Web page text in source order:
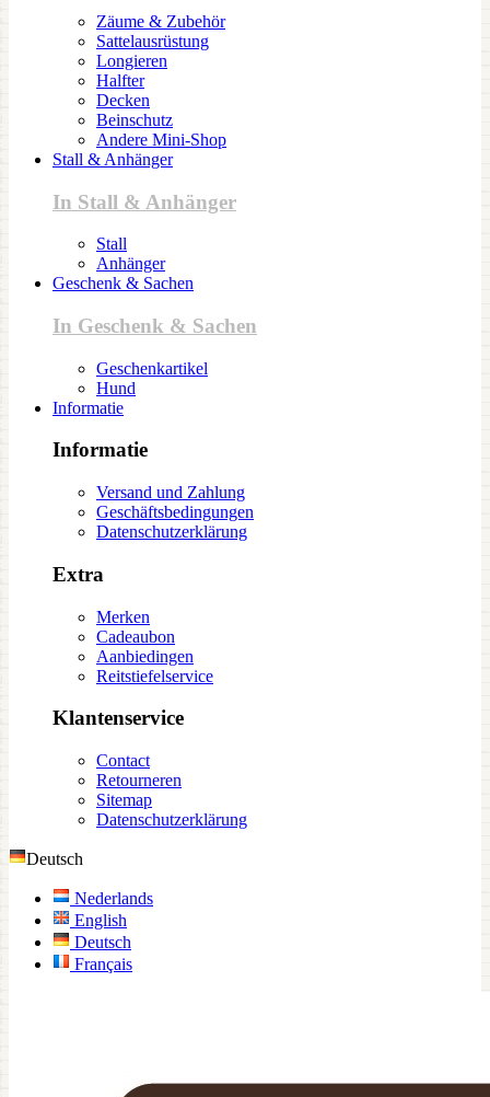
Zäume & Zubehör
Sattelausrüstung
Longieren
Halfter
Decken
Beinschutz
Andere Mini-Shop
Stall & Anhänger
In Stall & Anhänger
Stall
Anhänger
Geschenk & Sachen
In Geschenk & Sachen
Geschenkartikel
Hund
Informatie
Informatie
Versand und Zahlung
Geschäftsbedingungen
Datenschutzerklärung
Extra
Merken
Cadeaubon
Aanbiedingen
Reitstiefelservice
Klantenservice
Contact
Retourneren
Sitemap
Datenschutzerklärung
Deutsch
Nederlands
English
Deutsch
Français